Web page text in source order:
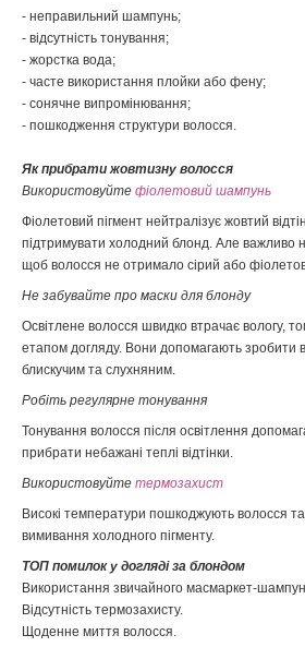
- неправильний шампунь;
- відсутність тонування;
- жорстка вода;
- часте використання плойки або фену;
- сонячне випромінювання;
- пошкодження структури волосся.
Як прибрати жовтизну волосся
Використовуйте фіолетовий шампунь
Фіолетовий пігмент нейтралізує жовтий
підтримувати холодний блонд. Але важливо
щоб волосся не отримало сірий або
Не забувайте про маски для блонду
Освітлене волосся швидко втрачає вологу,
етапом догляду. Вони допомагають зробити
блискучим та слухняним.
Робіть регулярне тонування
Тонування волосся після освітлення
прибрати небажані теплі відтінки.
Використовуйте термозахист
Високі температури пошкоджують волосся
вимивання холодного пігменту.
ТОП помилок у догляді за блондом
Використання звичайного масмаркет-
Відсутність термозахисту.
Щоденне миття волосся.